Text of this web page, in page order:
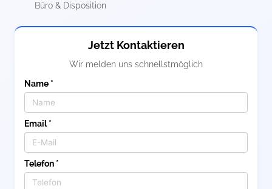
Büro & Disposition
Jetzt Kontaktieren
Wir melden uns schnellstmöglich
Name *
Email *
Telefon *